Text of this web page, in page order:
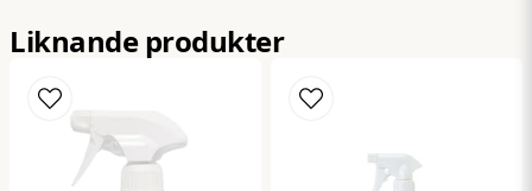
Mejladress
Liknande produkter